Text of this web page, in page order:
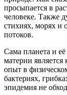
просыпается в
человеке. Также
стихиях, морях и
потоков.
Сама планета и
материи
опыт в
бактериях,
эпидемия не